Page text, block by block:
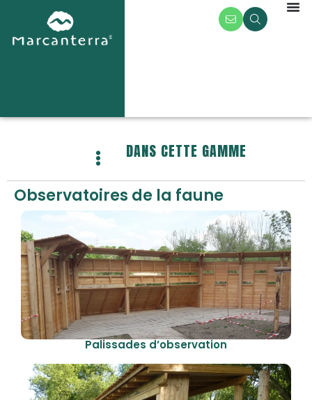
DANS CETTE GAMME
Observatoires de la faune
Palissades d’observation